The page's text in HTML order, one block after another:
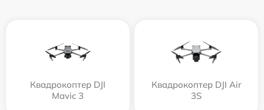
Квадрокоптер DJI
Mavic 3
Квадрокоптер DJI Air
3S